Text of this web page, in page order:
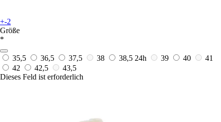
+-2
Größe
*
35,5 36,5 37,5 38 38,5 24h 39 40
41
42
42,5
43,5
Dieses Feld ist erforderlich